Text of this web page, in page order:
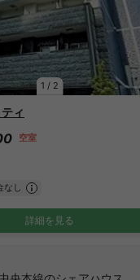
1 / 2
ィ
空室
なし
詳細を見る